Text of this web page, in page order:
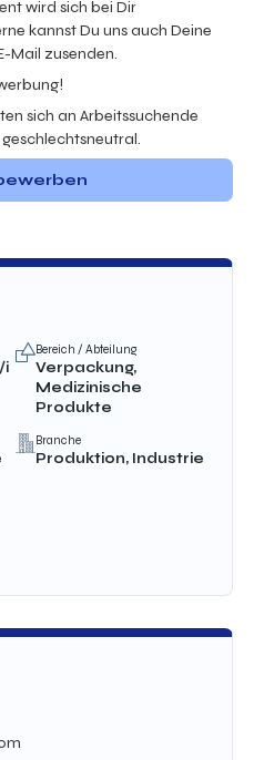
wird sich bei Dir
kannst Du uns auch Deine
Mail zusenden.
sich an Arbeitssuchende
i
Bereich / Abteilung
Verpackung,
Medizinische
Produkte
Branche
Produktion, Industrie